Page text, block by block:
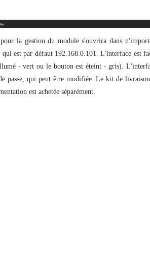
la gestion du module s'ouvrira dans
qui est par défaut 192.168.0.101. L'interface est
- vert ou le bouton est éteint - gris).
passe, qui peut être modifiée. Le kit de
est achetée séparément.